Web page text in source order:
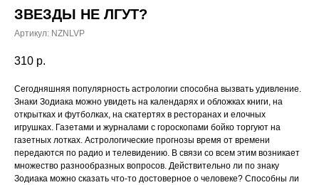
ЗВЕЗДЫ НЕ ЛГУТ?
Артикул: NZNLVP
310 р.
Сегодняшняя популярность астрологии способна вызвать удивление.
Знаки Зодиака можно увидеть на календарях и обложках книги, на
открытках и футболках, на скатертях в ресторанах и елочных
игрушках. Газетами и журналами с гороскопами бойко торгуют на
газетных лотках. Астрологические прогнозы время от времени
передаются по радио и телевидению. В связи со всем этим возникает
множество разнообразных вопросов. Действительно ли по знаку
Зодиака можно сказать что-то достоверное о человеке? Способны ли